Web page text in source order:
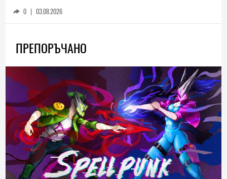
0 | 03.08.2026
ПРЕПОРЪЧАНО